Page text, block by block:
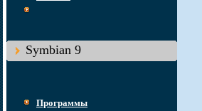
Symbian 9
Программы